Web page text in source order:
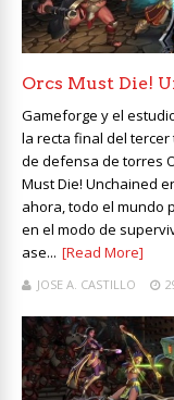
Orcs Must Die!
Gameforge y el
la recta final del
de defensa de torres
Must Die! Unchained
ahora, todo el mundo
en el modo de
ase... [Read More]
JOSE A. CASTILLO